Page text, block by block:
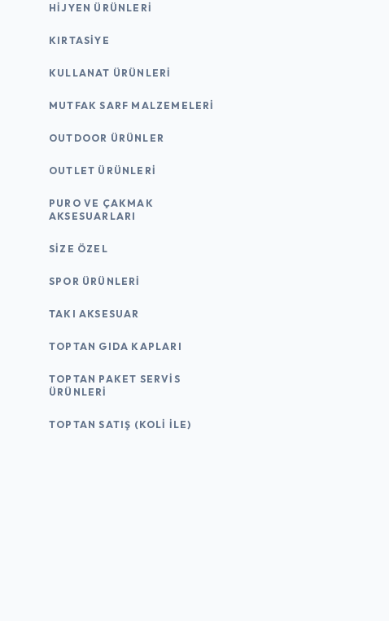
HIJYEN ÜRÜNLERI
KIRTASİYE
KULLANAT ÜRÜNLERI
MUTFAK SARF MALZEMELERI
OUTDOOR ÜRÜNLER
OUTLET ÜRÜNLERI
PURO VE ÇAKMAK
AKSESUARLARI
SIZE ÖZEL
SPOR ÜRÜNLERI
TAKI AKSESUAR
TOPTAN GIDA KAPLARI
TOPTAN PAKET SERVIS
ÜRÜNLERI
TOPTAN SATIŞ (KOLI İLE)